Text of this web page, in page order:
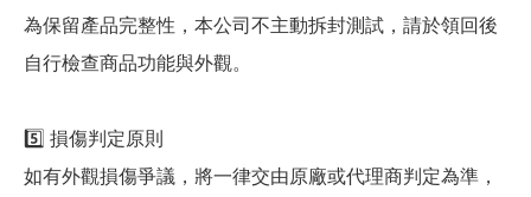
為保留產品完整性，本公司不主動拆封測試，請於領回後
自行檢查商品功能與外觀。
5️⃣ 損傷判定原則
如有外觀損傷爭議，將一律交由原廠或代理商判定為準，